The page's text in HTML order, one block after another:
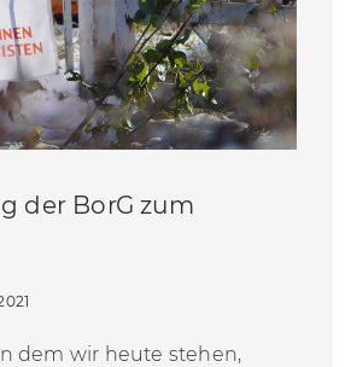
der BorG zum
dem wir heute stehen,